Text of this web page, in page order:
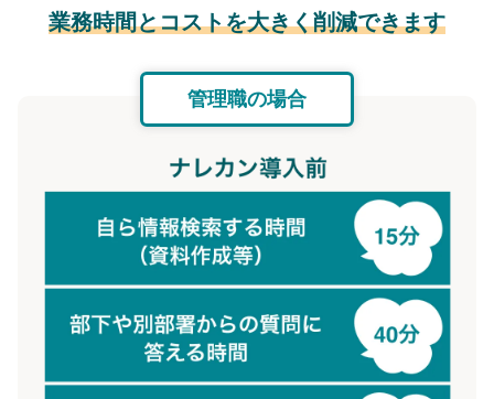
業務時間とコストを大きく削減できます
管理職の場合